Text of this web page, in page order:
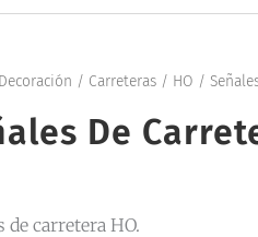
Decoración / Carreteras/ HO /
De
de carretera HO.